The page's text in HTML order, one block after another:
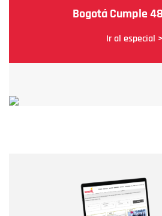
Bogotá Cumple
Ir al especial >
Correo electrónico